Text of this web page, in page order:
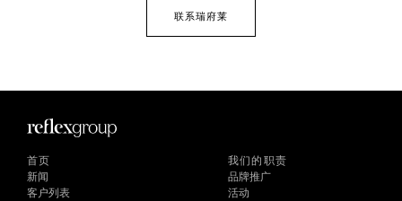
联系瑞府莱
首页
新闻
客户列表
我们的职责
品牌推广
活动